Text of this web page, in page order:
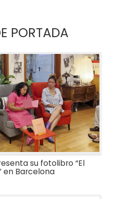
PORTADA
su fotolibro “El
en Barcelona